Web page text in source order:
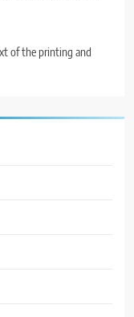
of the printing and